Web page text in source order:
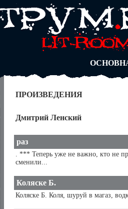
АВТОРЫ
БЛОГИ
АБИТУРА
ПРОИЗВЕДЕНИЯ
Дмитрий Ленский
раз
. *** Теперь уже не важно, кто не
сменили...
Коляске Б.
Коляске Б. Коля, шуруй в магаз,